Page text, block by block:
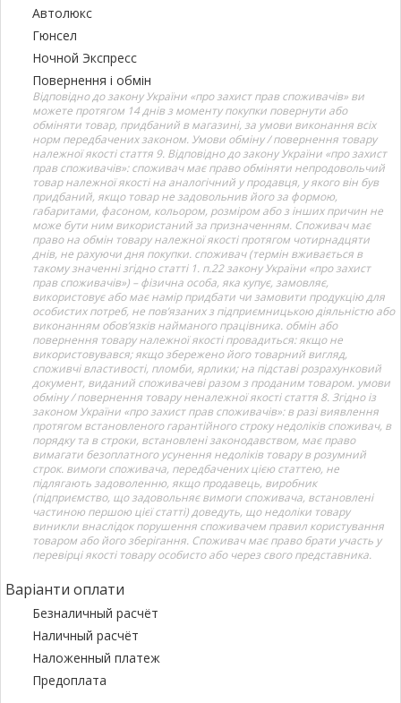
Автолюкс
Гюнсел
Ночной Экспресс
Повернення і обмін
Відповідно до закону України «про захист прав споживачів» ви
можете протягом 14 днів з моменту покупки повернути або
обміняти товар, придбаний в магазині, за умови виконання всіх
норм передбачених законом. Умови обміну / повернення товару
належної якості стаття 9. Відповідно до закону України «про захист
прав споживачів»: споживач має право обміняти непродовольчий
товар належної якості на аналогічний у продавця, у якого він був
придбаний, якщо товар не задовольнив його за формою,
габаритами, фасоном, кольором, розміром або з інших причин не
може бути ним використаний за призначенням. Споживач має
право на обмін товару належної якості протягом чотирнадцяти
днів, не рахуючи дня покупки. споживач (термін вживається в
такому значенні згідно статті 1. п.22 закону України «про захист
прав споживачів») – фізична особа, яка купує, замовляє,
використовує або має намір придбати чи замовити продукцію для
особистих потреб, не пов’язаних з підприємницькою діяльністю або
виконанням обов’язків найманого працівника. обмін або
повернення товару належної якості провадиться: якщо не
використовувався; якщо збережено його товарний вигляд,
споживчі властивості, пломби, ярлики; на підставі розрахунковий
документ, виданий споживачеві разом з проданим товаром. умови
обміну / повернення товару неналежної якості стаття 8. Згідно із
законом України «про захист прав споживачів»: в разі виявлення
протягом встановленого гарантійного строку недоліків споживач, в
порядку та в строки, встановлені законодавством, має право
вимагати безоплатного усунення недоліків товару в розумний
строк. вимоги споживача, передбачених цією статтею, не
підлягають задоволенню, якщо продавець, виробник
(підприємство, що задовольняє вимоги споживача, встановлені
частиною першою цієї статті) доведуть, що недоліки товару
виникли внаслідок порушення споживачем правил користування
товаром або його зберігання. Споживач має право брати участь у
перевірці якості товару особисто або через свого представника.
Варіанти оплати
Безналичный расчёт
Наличный расчёт
Наложенный платеж
Предоплата